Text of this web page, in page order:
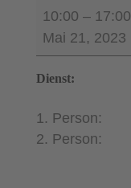
Damen
SG
./.
Althornbach
1
10:00 – 17:00
Mai 21, 2023
Dienst:
Person:
Person: